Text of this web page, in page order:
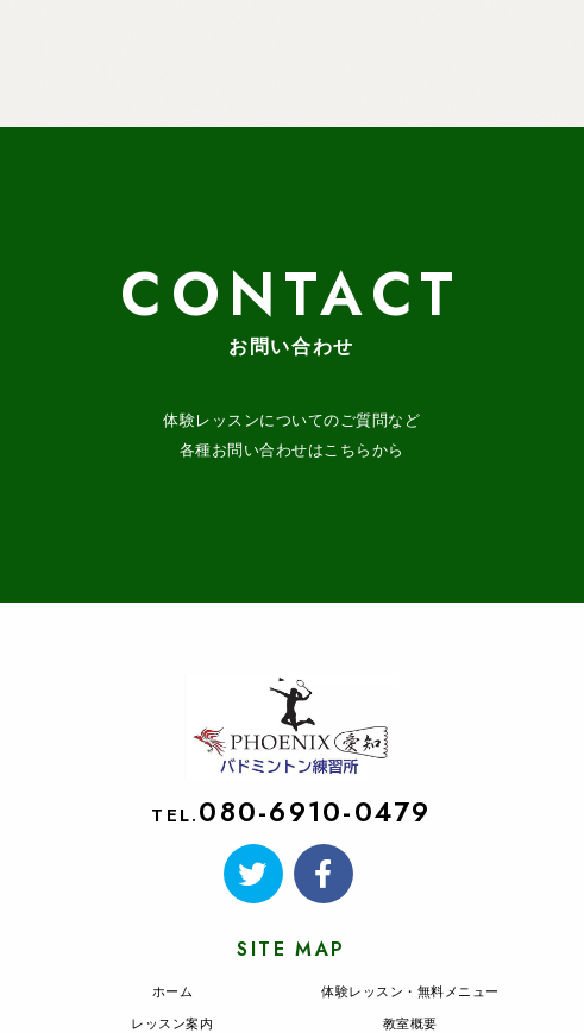
CONTACT
お問い合わせ
体験レッスンについてのご質問など
各種お問い合わせはこちらから
TEL.080-6910-0479
SITE MAP
ホーム
レッスン案内
体験レッスン・無料メニュー
教室概要